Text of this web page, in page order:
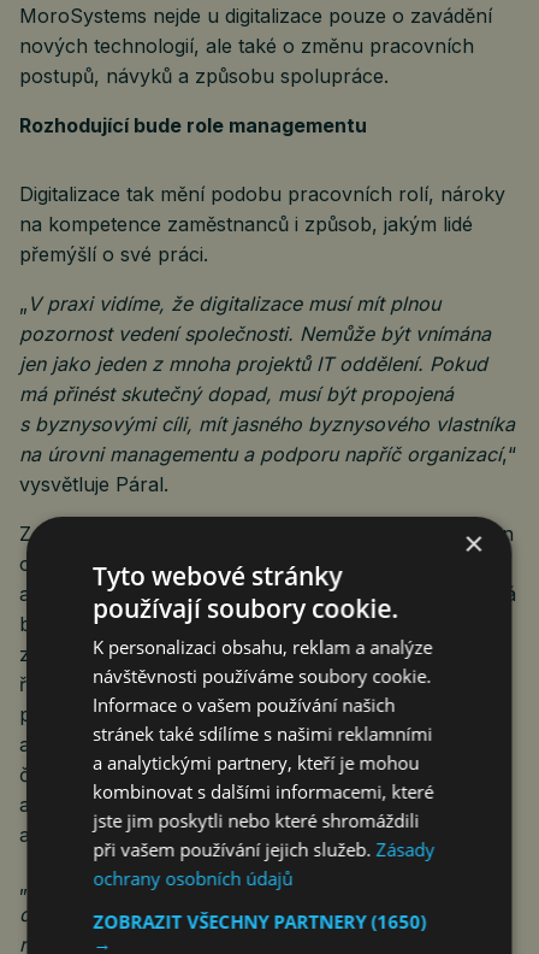
MoroSystems nejde u digitalizace pouze o zavádění
nových technologií, ale také o změnu pracovních
postupů, návyků a způsobu spolupráce.
Rozhodující bude role managementu
Digitalizace tak mění podobu pracovních rolí, nároky
na kompetence zaměstnanců i způsob, jakým lidé
přemýšlí o své práci.
„ V praxi vidíme, že digitalizace musí mít plnou
pozornost vedení společnosti. Nemůže být vnímána
jen jako jeden z mnoha projektů IT oddělení. Pokud
má přinést skutečný dopad, musí být propojená
s byznysovými cíli, mít jasného byznysového vlastníka
na úrovni managementu a podporu napříč organizací,“
vysvětluje Páral.
Z budoucích plánů a záměrů soutěžících plyne posun
od současných AI nástrojů pro vyhledávání informací
a automatické odpovědi k pokročilejším řešením, která
budou aktivně podporovat rozhodování, radit
zaměstnancům v reálném čase nebo vstupovat do
řízení provozních a výrobních procesů. Současně
poroste význam kyberbezpečnosti, kvality dat
a regulatorní připravenosti. Požadavky NIS2, DORA
či AI Actu budou firmy nutit digitalizovat agendu
auditu, řízení rizik, bezpečnostních procesů
a compliance.
„ Budoucnost bude patřit organizacím, které mají svá
data a digitální platformy pod kontrolou, umí je
rozvíjet a integrovat s dalšími aplikacemi včetně AI.
×
Tyto webové stránky
používají soubory cookie.
K personalizaci obsahu, reklam a analýze
návštěvnosti používáme soubory cookie.
Informace o vašem používání našich
stránek také sdílíme s našimi reklamními
a analytickými partnery, kteří je mohou
kombinovat s dalšími informacemi, které
jste jim poskytli nebo které shromáždili
při vašem používání jejich služeb.Zásady
ochrany osobních údajů
ZOBRAZIT VŠECHNY PARTNERY(1650)
→